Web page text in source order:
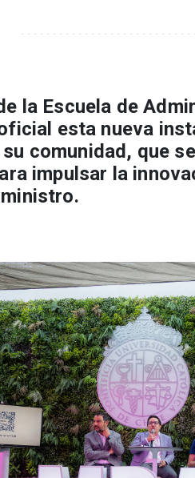
la Escuela de
esta nueva
comunidad, que
impulsar la